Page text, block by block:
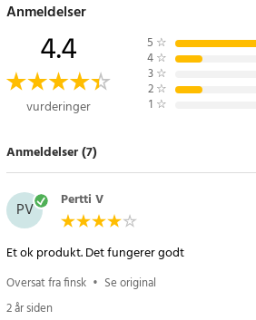
- Erstatter: LSML-T111L
Kompatible modeller
SAMSUNG MULTIXPRESS SL-M2020
SAMSUNG MULTIXPRESS SL-M2020W
SAMSUNG MULTIXPRESS SL-M2022
SAMSUNG MULTIXPRESS SL-M2070
SAMSUNG MULTIXPRESS SL-M2070F
SAMSUNG MULTIXPRESS SL-M2070FW
SAMSUNG MULTIXPRESS SL-M2078W
Article number : 106636
Anmeldelser
4.4
vurderinger
5 ☆
4 ☆
3 ☆
2 ☆
1 ☆
Anmeldelser (7)
PV Pertti V
Et ok produkt. Det fungerer godt
Oversat fra finsk • Se original
2 år siden